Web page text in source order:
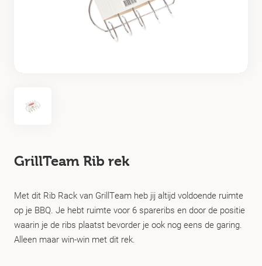
GrillTeam Rib rek
Met dit Rib Rack van GrillTeam heb jij altijd voldoende ruimte
op je BBQ. Je hebt ruimte voor 6 spareribs en door de positie
waarin je de ribs plaatst bevorder je ook nog eens de garing.
Alleen maar win-win met dit rek.